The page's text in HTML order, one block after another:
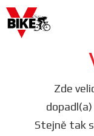
Zde
Stejně tak